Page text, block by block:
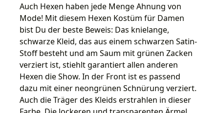
Auch Hexen haben jede Menge Ahnung von
Mode! Mit diesem Hexen Kostüm für Damen
bist Du der beste Beweis: Das knielange,
schwarze Kleid, das aus einem schwarzen Satin-
Stoff besteht und am Saum mit grünen Zacken
verziert ist, stiehlt garantiert allen anderen
Hexen die Show. In der Front ist es passend
dazu mit einer neongrünen Schnürung verziert.
Auch die Träger des Kleids erstrahlen in dieser